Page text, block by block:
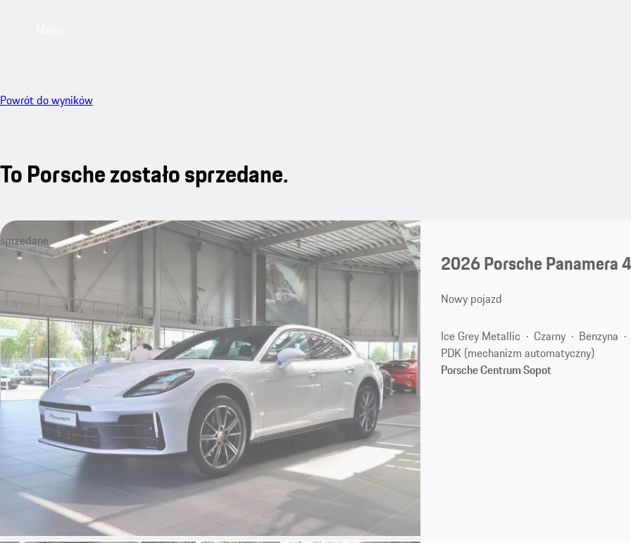
Powrót do wyników
To Porsche zostało sprzedane.
sprzedane
2026 Porsche Panamera 4
Nowy pojazd
Ice Grey Metallic Czarny Benzyna
PDK (mechanizm automatyczny)
Porsche Centrum Sopot